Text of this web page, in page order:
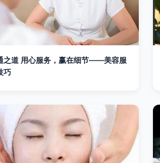
之道 用心服务，赢在细节——美容服
巧